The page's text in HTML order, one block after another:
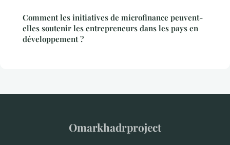
Comment les initiatives de microfinance peuvent-
elles soutenir les entrepreneurs dans les pays en
développement ?
Omarkhadrproject